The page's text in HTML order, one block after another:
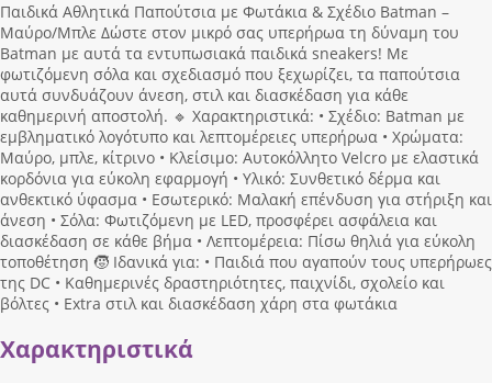
Παιδικά Αθλητικά Παπούτσια με Φωτάκια & Σχέδιο Batman –
Μαύρο/Μπλε Δώστε στον μικρό σας υπερήρωα τη δύναμη του
Batman με αυτά τα εντυπωσιακά παιδικά sneakers! Με
φωτιζόμενη σόλα και σχεδιασμό που ξεχωρίζει, τα παπούτσια
αυτά συνδυάζουν άνεση, στιλ και διασκέδαση για κάθε
καθημερινή αποστολή. 🔹 Χαρακτηριστικά: • Σχέδιο: Batman με
εμβληματικό λογότυπο και λεπτομέρειες υπερήρωα • Χρώματα:
Μαύρο, μπλε, κίτρινο • Κλείσιμο: Αυτοκόλλητο Velcro με ελαστικά
κορδόνια για εύκολη εφαρμογή • Υλικό: Συνθετικό δέρμα και
ανθεκτικό ύφασμα • Εσωτερικό: Μαλακή επένδυση για στήριξη και
άνεση • Σόλα: Φωτιζόμενη με LED, προσφέρει ασφάλεια και
διασκέδαση σε κάθε βήμα • Λεπτομέρεια: Πίσω θηλιά για εύκολη
τοποθέτηση 🧒 Ιδανικά για: • Παιδιά που αγαπούν τους υπερήρωες
της DC • Καθημερινές δραστηριότητες, παιχνίδι, σχολείο και
βόλτες • Extra στιλ και διασκέδαση χάρη στα φωτάκια
Χαρακτηριστικά